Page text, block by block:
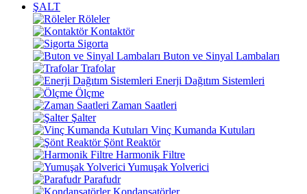
ŞALT
Röleler
Kontaktör
Sigorta
Buton ve Sinyal Lambaları
Trafolar
Enerji Dağıtım Sistemleri
Ölçme
Zaman Saatleri
Şalter
Vinç Kumanda Kutuları
Şönt Reaktör
Harmonik Filtre
Yumuşak Yolverici
Parafudr
Kondansatörler